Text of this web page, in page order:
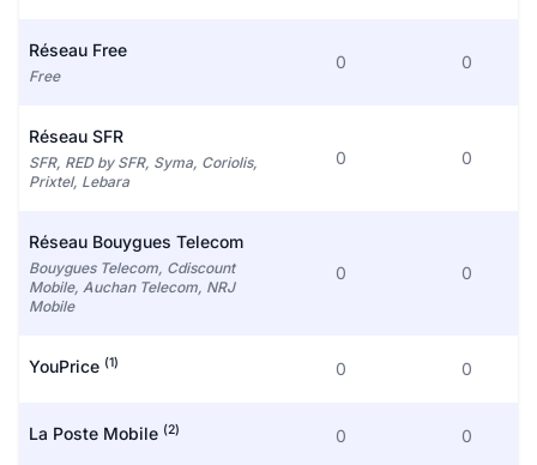
Réseau Free
Free
0 0
Réseau SFR
SFR, RED by SFR, Syma, Coriolis,
Prixtel, Lebara
0 0
Réseau Bouygues Telecom
Bouygues Telecom, Cdiscount
Mobile, Auchan Telecom, NRJ
Mobile
0 0
YouPrice (1) 0 0
La Poste Mobile (2) 0 0